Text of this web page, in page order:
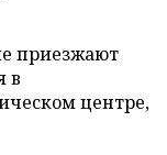
приезжают
в
центре,